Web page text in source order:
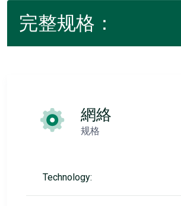
完整规格：
網絡
规格
Technology: